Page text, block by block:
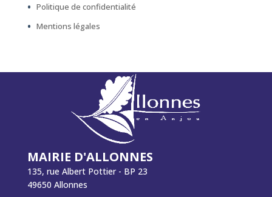
Politique de confidentialité
Mentions légales
MAIRIE D'ALLONNES
135, rue Albert Pottier - BP 23
49650 Allonnes